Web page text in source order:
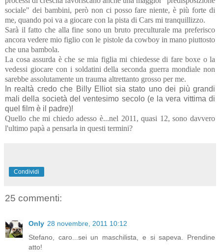
sociale" dei bambini, però non ci posso fare niente, è più forte di
me, quando poi va a giocare con la pista di Cars mi tranquillizzo.
Sarà il fatto che alla fine sono un bruto preculturale ma preferisco
ancora vedere mio figlio con le pistole da cowboy in mano piuttosto
che una bambola.
La cosa assurda è che se mia figlia mi chiedesse di fare boxe o la
vedessi giocare con i soldatini della seconda guerra mondiale non
sarebbe assolutamente un trauma altrettanto grosso per me.
In realtà credo che Billy Elliot sia stato uno dei più grandi
mali della società del ventesimo secolo (e la vera vittima di
quel film è il padre)!
Quello che mi chiedo adesso è...nel 2011, quasi 12, sono davvero
l'ultimo papà a pensarla in questi termini?
Condividi
25 commenti:
Only 28 novembre, 2011 10:12
Stefano, caro...sei un maschilista, e si sapeva. Prendine
atto!